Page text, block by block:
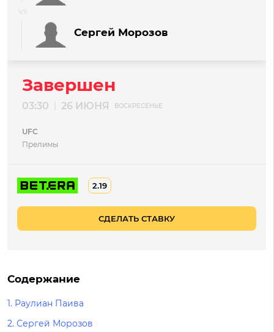
Сергей Морозов
Завершен
03:30 26 ИЮНЯ ВОСКРЕСЕНЬЕ
UFC
Прелимы
2.19
СДЕЛАТЬ СТАВКУ
Содержание
1. Раулиан Паива
2. Сергей Морозов